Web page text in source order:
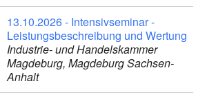
13.10.2026 - Intensivseminar -
Leistungsbeschreibung und Wertung
Industrie- und Handelskammer
Magdeburg, Magdeburg Sachsen-
Anhalt